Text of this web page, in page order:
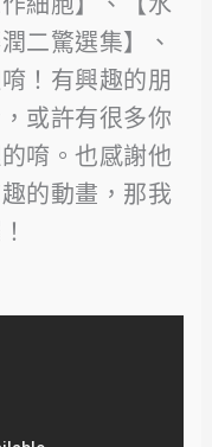
二驚選集】、
！有興趣的朋
或許有很多你
唷。也感謝他
的動畫，那我